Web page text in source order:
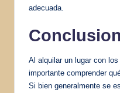
adecuada.
Conclusion
Al alquilar un lugar con
importante comprender
Si bien generalmente se